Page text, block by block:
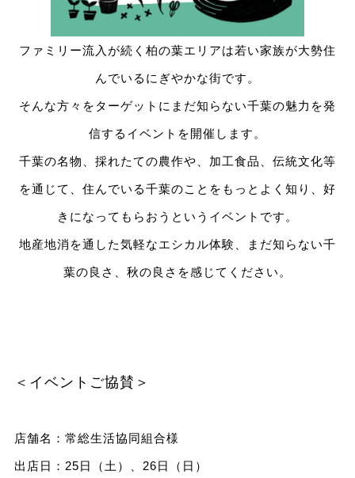
ファミリー流入が続く柏の葉エリアは若い家族が大勢住
んでいるにぎやかな街です。
そんな方々をターゲットにまだ知らない千葉の魅力を発
信するイベントを開催します。
千葉の名物、採れたての農作や、加工食品、伝統文化等
を通じて、住んでいる千葉のことをもっとよく知り、好
きになってもらおうというイベントです。
地産地消を通した気軽なエシカル体験、まだ知らない千
葉の良さ、秋の良さを感じてください。
＜イベントご協賛＞
店舗名：常総生活協同組合様
出店日：25日（土）、26日（日）